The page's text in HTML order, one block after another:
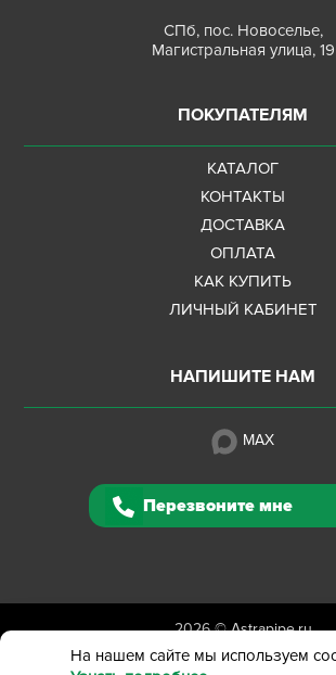
СПб, пос. Новоселье,
Магистральная улица, 19
ПОКУПАТЕЛЯМ
КАТАЛОГ
КОНТАКТЫ
ДОСТАВКА
ОПЛАТА
КАК КУПИТЬ
ЛИЧНЫЙ КАБИНЕТ
НАПИШИТЕ НАМ
MAX
Перезвоните мне
2026 ©Astrapipe.ru
Полная версия сайта
На нашем сайте мы используем